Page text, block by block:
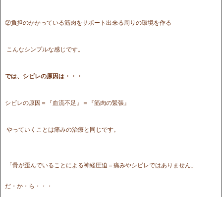
②負担のかかっている筋肉をサポート出来る周りの環境を作る
こんなシンプルな感じです。
では、シビレの原因は・・・
シビレの原因＝『血流不足』＝『筋肉の緊張』
やっていくことは痛みの治療と同じです。
「骨が歪んでいることによる神経圧迫＝痛みやシビレではありません」
だ・か・ら・・・